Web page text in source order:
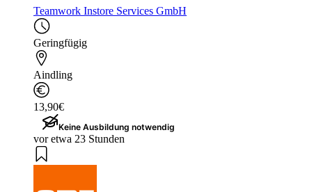
Teamwork Instore Services GmbH
Geringfügig
Aindling
13,90€
Keine Ausbildung notwendig
vor etwa 23 Stunden